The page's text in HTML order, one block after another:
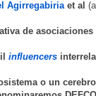
Agirregabiria et al
de
influencers
o un